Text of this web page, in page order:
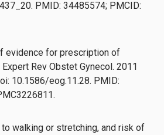
PMID: 34485574; PMCID:
evidence for prescription of
Rev Obstet Gynecol. 2011
10.1586/eog.11.28. PMID:
to walking or stretching, and risk of